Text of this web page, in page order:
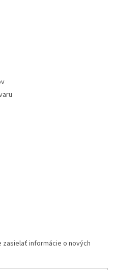
zasielať informácie o nových